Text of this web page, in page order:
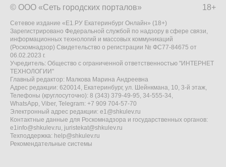
18+
© ООО «Сеть городских порталов»
Сетевое издание «Е1.РУ Екатеринбург Онлайн» (18+)
Зарегистрировано Федеральной службой по надзору в сфере связи,
информационных технологий и массовых коммуникаций
(Роскомнадзор) Свидетельство о регистрации № ФС77-84675 от
06.02.2023 г.
Учредитель: Общество с ограниченной ответственностью "ИНТЕРНЕТ
ТЕХНОЛОГИИ"
Главный редактор: Малкова Марина Андреевна
Адрес редакции: 620014, Екатеринбург, ул. Шейнкмана, 10, 3-й этаж,
Телефоны (круглосуточно): 8 (343) 379-49-95, 34-555-34,
WhatsApp, Viber, Telegram: +7 909 704-57-70
Электронный адрес редакции: e1@shkulev.ru
Контактные данные для Роскомнадзора и государственных органов:
e1info@shkulev.ru, juristekat@shkulev.ru
Техподдержка: help@shkulev.ru
Рекомендательные системы